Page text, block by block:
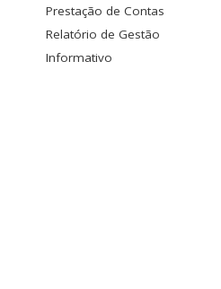
Prestação de Contas
Relatório de Gestão
Informativo